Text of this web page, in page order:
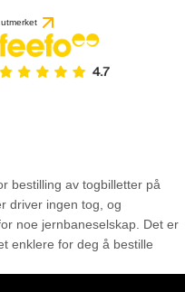
bestilling av togbilletter på
driver ingen tog, og
noe jernbaneselskap. Det er
enklere for deg å bestille